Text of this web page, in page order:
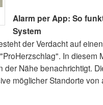
Alarm per App: So
System
der Verdacht auf
In diesem
Nähe benachrichtigt.
möglicher Standorte von